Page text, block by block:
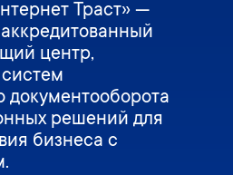
Траст» —
центр,
документооборота
решений для
бизнеса с